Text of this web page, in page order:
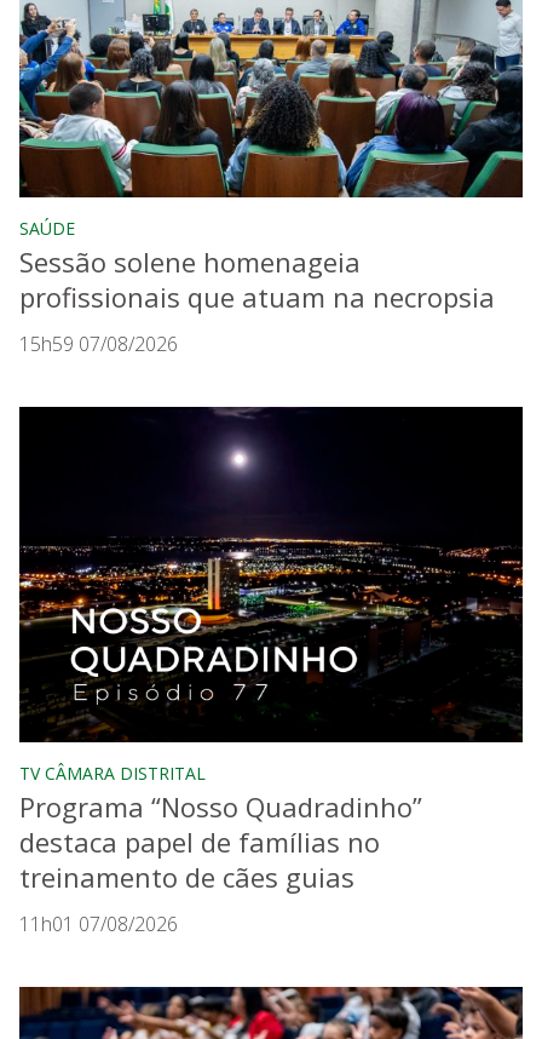
SAÚDE
Sessão solene homenageia
profissionais que atuam na necropsia
15h59 07/08/2026
TV CÂMARA DISTRITAL
Programa “Nosso Quadradinho”
destaca papel de famílias no
treinamento de cães guias
11h01 07/08/2026